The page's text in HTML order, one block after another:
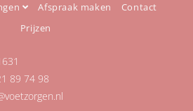
Afspraak maken
Contact
Prijzen
89 74 98